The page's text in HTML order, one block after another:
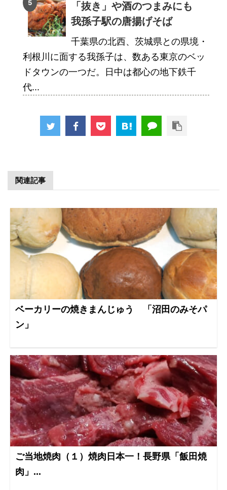
「抜き」や酒のつまみにも
我孫子駅の唐揚げそば
千葉県の北西、茨城県との県境・
利根川に面する我孫子は、数ある東京のベッ
ドタウンの一つだ。日中は都心の地下鉄千
代...
関連記事
ベーカリーの焼きまんじゅう 「沼田のみそパ
ン」
ご当地焼肉（１）焼肉日本一！長野県「飯田焼
肉」...